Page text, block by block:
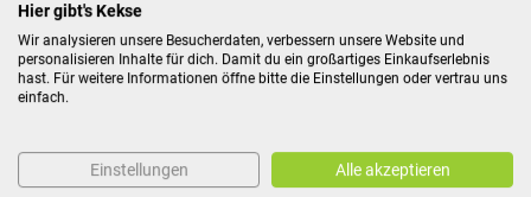
Versandkosten
In den Warenkorb In den Warenkorb
RUDAVEN-universal
Hier gibt's Kekse
Wir analysieren unsere Besucherdaten, verbessern unsere Website und
personalisieren Inhalte für dich. Damit du ein großartiges Einkaufserlebnis
hast. Für weitere Informationen öffne bitte die Einstellungen oder vertrau uns
einfach.
Einstellungen Alle akzeptieren